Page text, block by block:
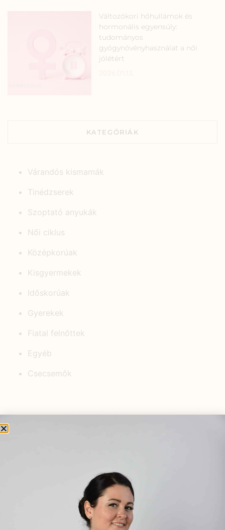
Változókori hőhullámok és
hormonális egyensúly:
tudományos
gyógynövényhasználat a női
jólétért
KATEGÓRIÁK
Várandós kismamák
Tinédzserek
Szoptató anyukák
Női ciklus
Középkorúak
Kisgyermekek
Időskorúak
Gyerekek
Fiatal felnőttek
Egyéb
Csecsemők
Szabálytalan menstruációs ciklus –
Hogyan segíthetnek a
gyógynövények?
2026.01.20.